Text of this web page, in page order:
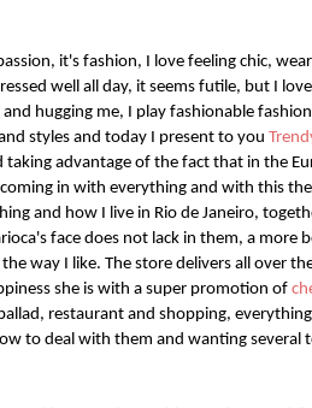
it's fashion, I love feeling chic,
well all day, it seems futile, but I
hugging me, I play fashionable
styles and today I present to you
taking advantage of the fact that in the
in with everything and with this
and how I live in Rio de Janeiro,
face does not lack in them, a
way I like. The store delivers all over
she is with a super promotion of
restaurant and shopping,
to deal with them and wanting several